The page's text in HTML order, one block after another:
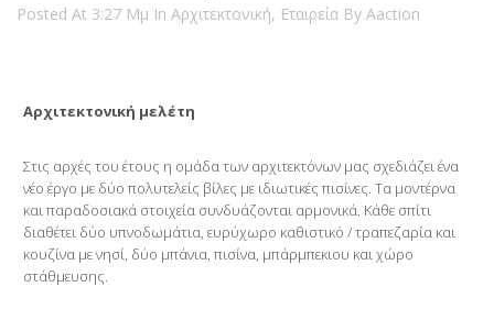
Posted At 3:27 Μμ In Αρχιτεκτονική, Εταιρεία By Aaction
Αρχιτεκτονική μελέτη
Στις αρχές του έτους η ομάδα των αρχιτεκτόνων μας σχεδιάζει ένα
νέο έργο με δύο πολυτελείς βίλες με ιδιωτικές πισίνες. Τα μοντέρνα
και παραδοσιακά στοιχεία συνδυάζονται αρμονικά. Κάθε σπίτι
διαθέτει δύο υπνοδωμάτια, ευρύχωρο καθιστικό / τραπεζαρία και
κουζίνα με νησί, δύο μπάνια, πισίνα, μπάρμπεκιου και χώρο
στάθμευσης.